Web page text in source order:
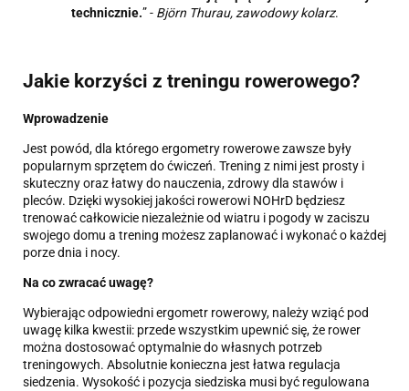
technicznie.” - Björn Thurau, zawodowy kolarz.
Jakie korzyści z treningu rowerowego?
Wprowadzenie
Jest powód, dla którego ergometry rowerowe zawsze były
popularnym sprzętem do ćwiczeń. Trening z nimi jest prosty i
skuteczny oraz łatwy do nauczenia, zdrowy dla stawów i
pleców. Dzięki wysokiej jakości rowerowi NOHrD będziesz
trenować całkowicie niezależnie od wiatru i pogody w zaciszu
swojego domu a trening możesz zaplanować i wykonać o każdej
porze dnia i nocy.
Na co zwracać uwagę?
Wybierając odpowiedni ergometr rowerowy, należy wziąć pod
uwagę kilka kwestii: przede wszystkim upewnić się, że rower
można dostosować optymalnie do własnych potrzeb
treningowych. Absolutnie konieczna jest łatwa regulacja
siedzenia. Wysokość i pozycja siedziska musi być regulowana